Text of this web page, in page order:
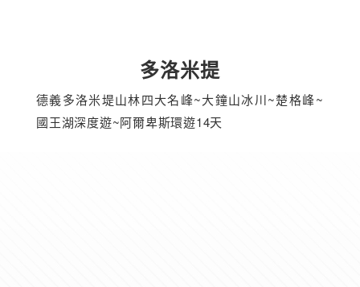
多洛米提
德義多洛米堤山林四大名峰~大鐘山冰川~楚格峰~
國王湖深度遊~阿爾卑斯環遊14天